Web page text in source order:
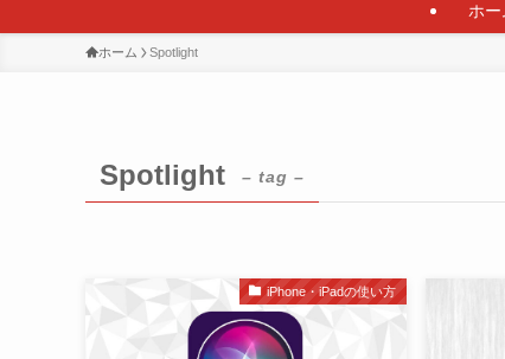
ホー
ホーム Spotlight
Spotlight – tag –
iPhone・iPadの使い方